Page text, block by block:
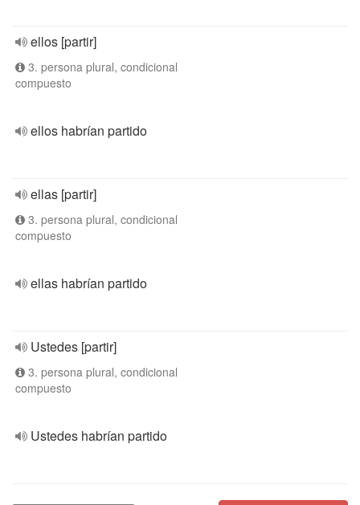
ellos [partir]
3. persona plural, condicional
compuesto
ellos habrían partido
ellas [partir]
3. persona plural, condicional
compuesto
ellas habrían partido
Ustedes [partir]
3. persona plural, condicional
compuesto
Ustedes habrían partido